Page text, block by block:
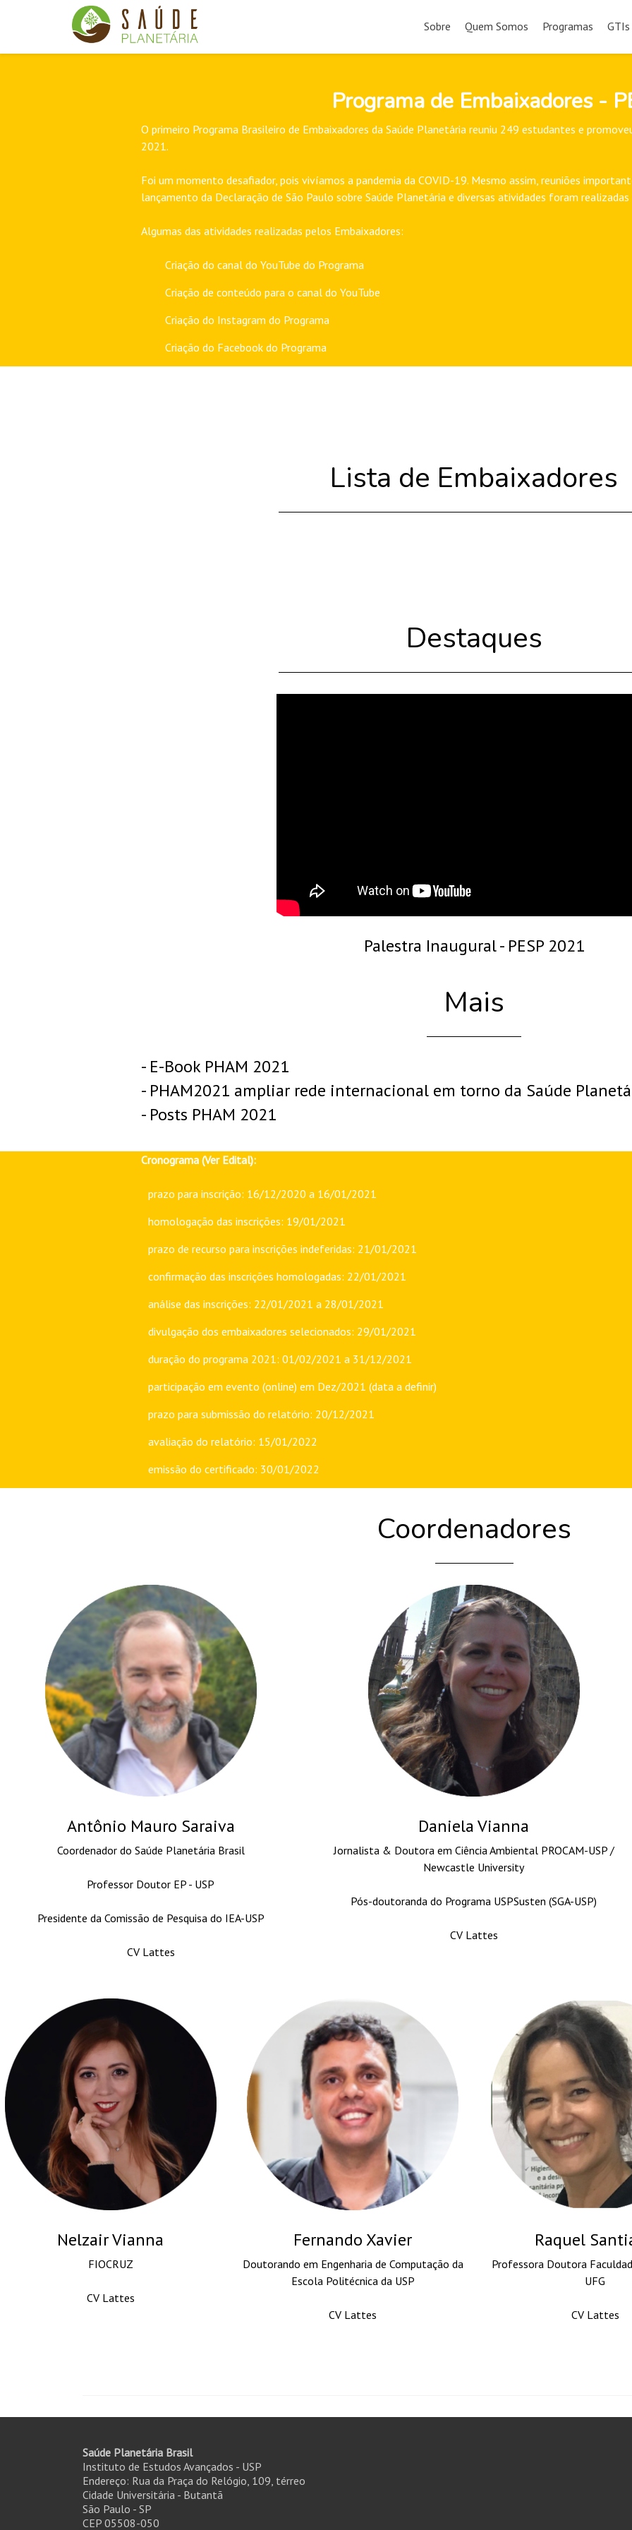
para
Sobre Quem Somos Programas GTIs
Programa de Embaixadores -
O primeiro Programa Brasileiro de Embaixadores da Saúde Planetária reuniu 249 estudantes e
2021.
Foi um momento desafiador, pois vivíamos a pandemia da COVID-19. Mesmo assim, reuniões
lançamento da Declaração de São Paulo sobre Saúde Planetária e diversas atividades foram
Algumas das atividades realizadas pelos Embaixadores:
Criação do canal do YouTube do Programa
Criação de conteúdo para o canal do YouTube
Criação do Instagram do Programa
Criação do Facebook do Programa
Lista de Embaixadores
Destaques
Palestra Inaugural - PESP 2021
Mais
- E-Book PHAM 2021
- PHAM2021 ampliar rede internacional em torno da Saúde
- Posts PHAM 2021
Cronograma (Ver Edital):
prazo para inscrição: 16/12/2020 a 16/01/2021
homologação das inscrições: 19/01/2021
prazo de recurso para inscrições indeferidas: 21/01/2021
confirmação das inscrições homologadas: 22/01/2021
análise das inscrições: 22/01/2021 a 28/01/2021
divulgação dos embaixadores selecionados: 29/01/2021
duração do programa 2021: 01/02/2021 a 31/12/2021
participação em evento (online) em Dez/2021 (data a definir)
prazo para submissão do relatório: 20/12/2021
avaliação do relatório: 15/01/2022
emissão do certificado: 30/01/2022
Coordenadores
Antônio Mauro Saraiva
Coordenador do Saúde Planetária Brasil
Professor Doutor EP - USP
Presidente da Comissão de Pesquisa do IEA-USP
CV Lattes
Daniela Vianna
Jornalista & Doutora em Ciência Ambiental PROCAM-USP /
Newcastle University
Pós-doutoranda do Programa USPSusten (SGA-USP)
CV Lattes
Nelzair Vianna
FIOCRUZ
CV Lattes
Fernando Xavier
Doutorando em Engenharia de Computação da
Escola Politécnica da USP
CV Lattes
Raquel
Professora Doutora
UFG
CV Lattes
Saúde Planetária Brasil
Instituto de Estudos Avançados - USP
Endereço: Rua da Praça do Relógio, 109, térreo
Cidade Universitária - Butantã
São Paulo - SP
CEP 05508-050